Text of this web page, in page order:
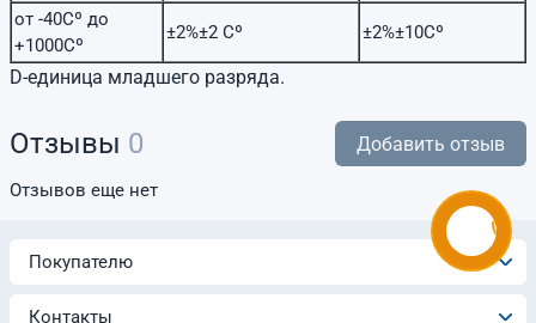
от -40Cº до
+1000Cº
±2%±2 Сº ±2%±10Сº
D-единица младшего разряда.
Отзывы 0 Добавить отзыв
Отзывов еще нет
Покупателю
Контакты